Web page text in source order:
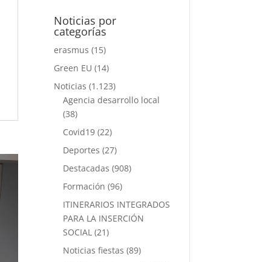
Noticias por
categorías
erasmus (15)
Green EU (14)
Noticias (1.123)
Agencia desarrollo local
(38)
Covid19 (22)
Deportes (27)
Destacadas (908)
Formación (96)
ITINERARIOS INTEGRADOS
PARA LA INSERCIÓN
SOCIAL (21)
Noticias fiestas (89)